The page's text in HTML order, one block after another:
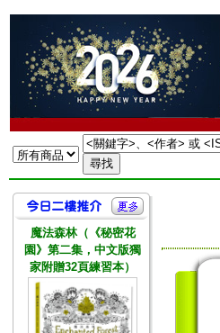
魔法森林（《秘密花
園》第二集，中文版獨
家附贈32頁練習本）